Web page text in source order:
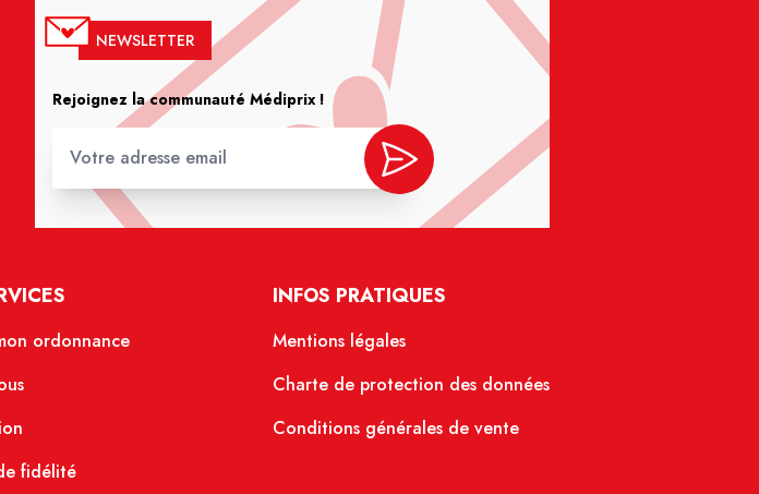
NEWSLETTER
Rejoignez la communauté Médiprix !
ordonnance
fidélité
INFOS PRATIQUES
Mentions légales
Charte de protection des données
Conditions générales de vente